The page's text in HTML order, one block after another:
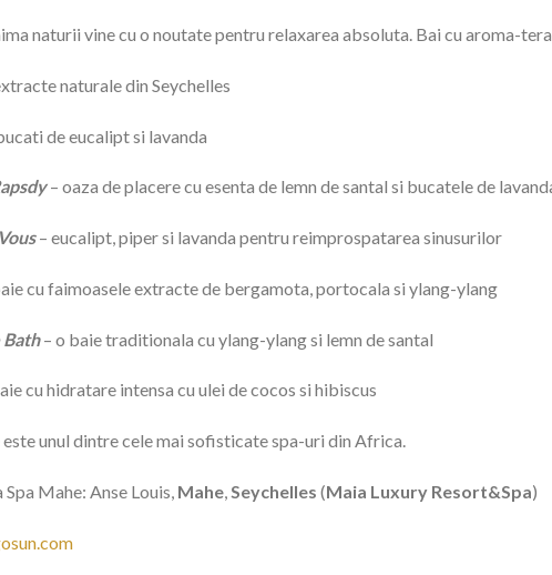
naturii vine cu o noutate pentru relaxarea absoluta. Bai cu aroma-
naturale din Seychelles
de eucalipt si lavanda
– oaza de placere cu esenta de lemn de santal si bucatele de
– eucalipt, piper si lavanda pentru reimprospatarea sinusurilor
cu faimoasele extracte de bergamota, portocala si ylang-ylang
Bath– o baie traditionala cu ylang-ylang si lemn de santal
cu hidratare intensa cu ulei de cocos si hibiscus
unul dintre cele mai sofisticate spa-uri din Africa.
Mahe: Anse Louis, Mahe,Seychelles (Maia Luxury Resort&Spa)